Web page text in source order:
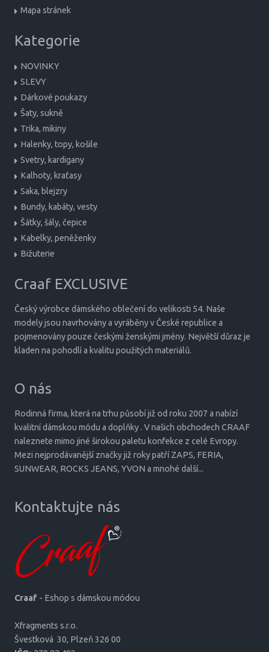
Mapa stránek
Kategorie
NOVINKY
SLEVY
Dárkové poukazy
Šaty, sukně
Trika, mikiny
Halenky, topy, košile
Svetry, kardigany
Kalhoty, kraťasy
Saka, blejzry
Bundy, kabáty, vesty
Šátky, šály, čepice
Kabelky, peněženky
Bižuterie
Craaf EXCLUSIVE
Český výrobce dámského oblečení do velikosti 54. Naše
modely jsou navrhovány a vyráběny v České republice a
pojmenovány pouze českými ženskými jmény. Největší důraz je
kladen na pohodlí a kvalitu použitých materiálů.
O nás
Rodinná firma, která na trhu působí již od roku 2007 a nabízí
kvalitní dámskou módu a doplňky . V našich obchodech CRAAF
naleznete mimo jiné širokou paletu konfekce z celé Evropy.
Mezi nejprodávanější značky již roky patří ZAPS, FERIA,
SUNWEAR, ROCKS JEANS, YVON a mnohé další...
Kontaktujte nás
Craaf - Eshop s dámskou módou
Xfragments s.r.o.
Šves­tková 30, Plzeň 326 00